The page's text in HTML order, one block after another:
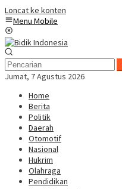
Loncat ke konten
Menu Mobile
Jumat, 7 Agustus 2026
Home
Berita
Politik
Daerah
Otomotif
Nasional
Hukrim
Olahraga
Pendidikan